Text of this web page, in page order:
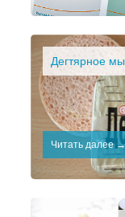
Дегтярное
Читать далее →